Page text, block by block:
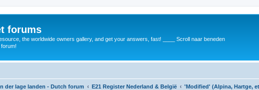
forums
the worldwide owners gallery, and get your answers, fast! ____ Scroll naar beneden
der lage landen - Dutch forum E21 Register Nederland & België 'Modified' (Alpina, Hartge,